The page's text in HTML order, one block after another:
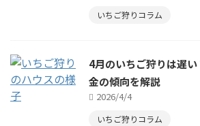
いちご狩りコラム
4月のいちご狩りは遅
金の傾向を解説
2026/4/4
いちご狩りコラム